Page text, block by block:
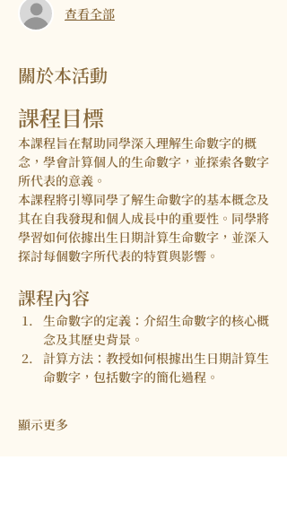
查看全部
關於本活動
課程目標
本課程旨在幫助同學深入理解生命數字的概
念，學會計算個人的生命數字，並探索各數字
所代表的意義。
本課程將引導同學了解生命數字的基本概念及
其在自我發現和個人成長中的重要性。同學將
學習如何依據出生日期計算生命數字，並深入
探討每個數字所代表的特質與影響。
課程內容
生命數字的定義 ：介紹生命數字的核心概
念及其歷史背景。
計算方法 ：教授如何根據出生日期計算生
命數字，包括數字的簡化過程。
顯示更多